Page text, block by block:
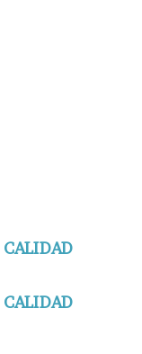
CALIDAD
CALIDAD